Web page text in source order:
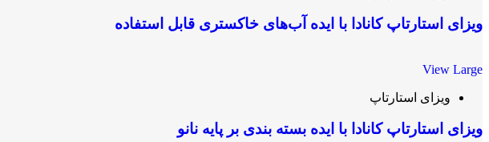
ویزای استارتاپ کانادا با ایده آب‌های خاکستری قابل استفاده
View Large
ویزای استارتاپ
ویزای استارتاپ کانادا با ایده بسته بندی بر پایه نانو